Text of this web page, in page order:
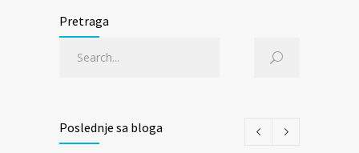
Pretraga
Poslednje sa bloga